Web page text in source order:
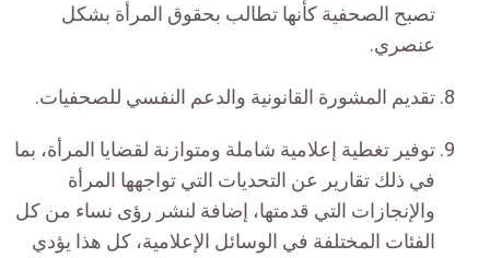
تصبح الصحفية كأنها تطالب بحقوق المرأة بشكل
عنصري.
تقديم المشورة القانونية والدعم النفسي للصحفيات.
توفير تغطية إعلامية شاملة ومتوازنة لقضايا المرأة، بما
في ذلك تقارير عن التحديات التي تواجهها المرأة
والإنجازات التي قدمتها، إضافة لنشر رؤى نساء من كل
الفئات المختلفة في الوسائل الإعلامية، كل هذا يؤدي